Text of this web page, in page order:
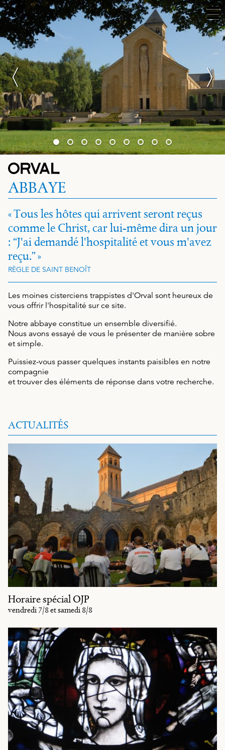
ABBAYE
Tous les hôtes qui arrivent seront reçus
comme le Christ, car lui-même dira un jour
: J'ai demandé l'hospitalité et vous m'avez
reçu.
RÈGLE DE SAINT BENOÎT
Les moines cisterciens trappistes d'Orval sont heureux de
vous offrir l'hospitalité sur ce site.
Notre abbaye constitue un ensemble diversifié.
Nous avons essayé de vous le présenter de manière sobre
et simple.
Puissiez-vous passer quelques instants paisibles en notre
compagnie
et trouver des éléments de réponse dans votre recherche.
ACTUALITÉS
Horaire spécial OJP
vendredi 7/8 et samedi 8/8